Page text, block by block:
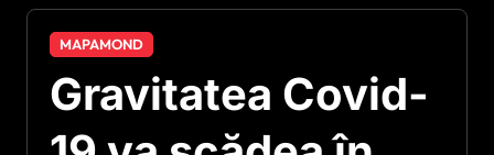
MAPAMOND
Gravitatea Covid-